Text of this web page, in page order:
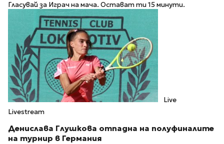
Гласувай за Играч на мача. Остават ти 15 минути.
Live
Livestream
Денислава Глушкова отпадна на полуфиналите
на турнир в Германия